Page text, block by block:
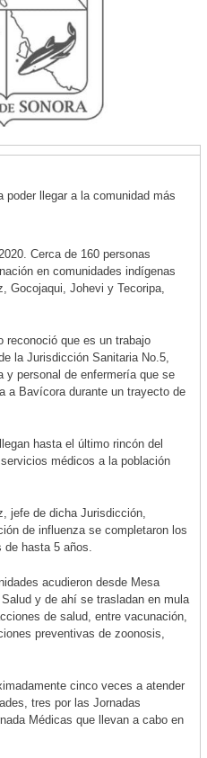
poder llegar a la comunidad más
Cerca de 160 personas
en comunidades indígenas
Gocojaqui, Johevi y Tecoripa,
reconoció que es un trabajo
la Jurisdicción Sanitaria No.5,
y personal de enfermería que se
a Bavícora durante un trayecto de
hasta el último rincón del
médicos a la población
jefe de dicha Jurisdicción,
de influenza se completaron los
hasta 5 años.
acudieron desde Mesa
y de ahí se trasladan en mula
de salud, entre vacunación,
preventivas de zoonosis,
cinco veces a atender
tres por las Jornadas
Médicas que llevan a cabo en